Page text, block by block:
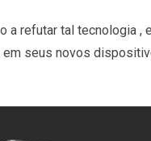
refutar tal tecnologia ,
seus novos